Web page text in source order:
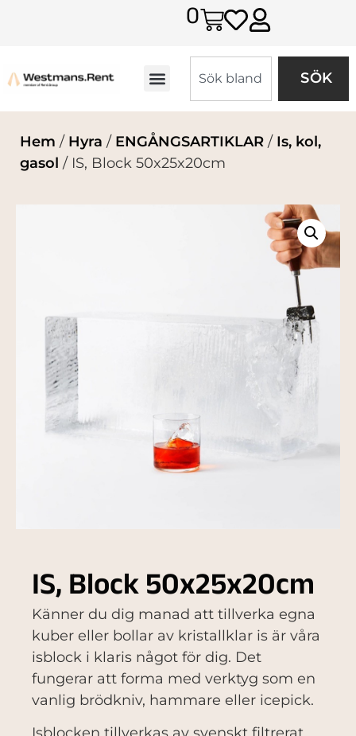
0
SÖK
Hem / Hyra / ENGÅNGSARTIKLAR / Is, kol,
gasol / IS, Block 50x25x20cm
IS, Block 50x25x20cm
Känner du dig manad att tillverka egna
kuber eller bollar av kristallklar is är våra
isblock i klaris något för dig. Det
fungerar att forma med verktyg som en
vanlig brödkniv, hammare eller icepick.